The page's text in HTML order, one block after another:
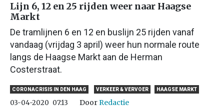
Lijn 6, 12 en 25 rijden weer naar Haagse
Markt
De tramlijnen 6 en 12 en buslijn 25 rijden vanaf
vandaag (vrijdag 3 april) weer hun normale route
langs de Haagse Markt aan de Herman
Costerstraat.
CORONACRISIS IN DEN HAAG VERKEER & VERVOER HAAGSE MARKT
03-04-2020 07:13 DoorRedactie